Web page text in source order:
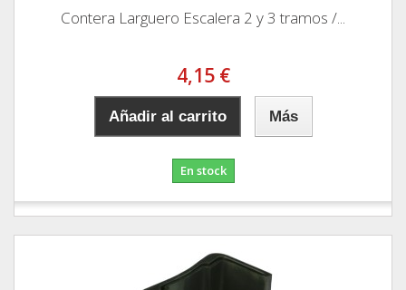
Contera Larguero Escalera 2 y 3 tramos /...
4,15 €
Añadir al carrito Más
En stock